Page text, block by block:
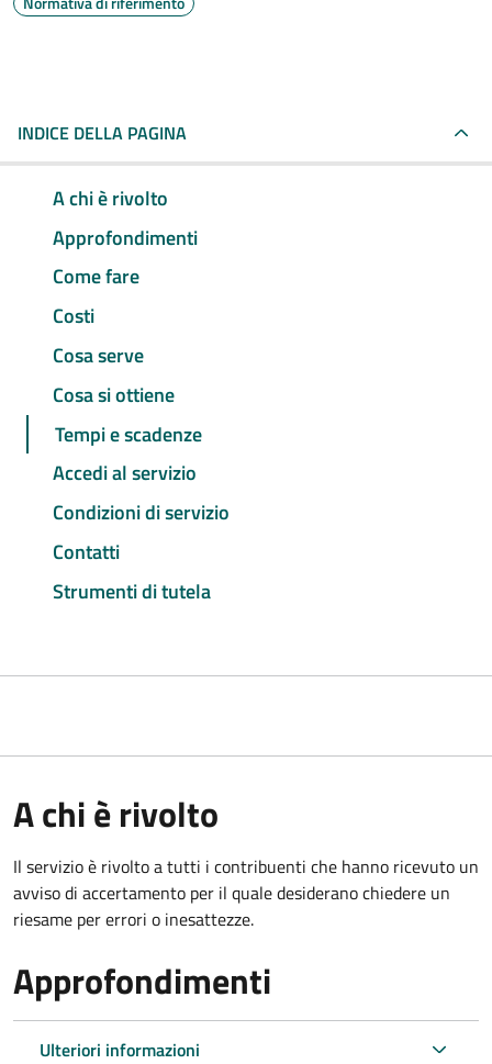
INDICE DELLA PAGINA
A chi è rivolto
Approfondimenti
Come fare
Costi
Cosa serve
Cosa si ottiene
Tempi e scadenze
Accedi al servizio
Condizioni di servizio
Contatti
Strumenti di tutela
A chi è rivolto
Il servizio è rivolto a tutti i contribuenti che hanno ricevuto un
avviso di accertamento per il quale desiderano chiedere un
riesame per errori o inesattezze.
Approfondimenti
Ulteriori informazioni